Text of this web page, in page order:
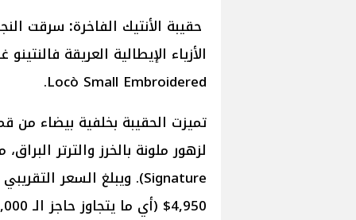
حقيبة الأنتيك الفاخرة: سرقت
Locò Small Embroidered.
تميزت الحقيبة بخلفية بيضاء من
4,950$ (أي ما يتجاوز حاجز الـ 190,000 جنيه مصري).